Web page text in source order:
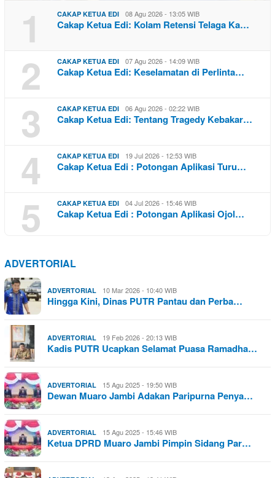
1 CAKAP KETUA EDI 08 Agu 2026 - 13:05 WIB
Cakap Ketua Edi: Kolam Retensi Telaga Ka…
2 CAKAP KETUA EDI 07 Agu 2026 - 14:09 WIB
Cakap Ketua Edi: Keselamatan di Perlinta…
3 CAKAP KETUA EDI 06 Agu 2026 - 02:22 WIB
Cakap Ketua Edi: Tentang Tragedy Kebakar…
4 CAKAP KETUA EDI 19 Jul 2026 - 12:53 WIB
Cakap Ketua Edi : Potongan Aplikasi Turu…
5 CAKAP KETUA EDI 04 Jul 2026 - 15:46 WIB
Cakap Ketua Edi : Potongan Aplikasi Ojol…
ADVERTORIAL
ADVERTORIAL 10 Mar 2026 - 10:40 WIB
Hingga Kini, Dinas PUTR Pantau dan Perba…
ADVERTORIAL 19 Feb 2026 - 20:13 WIB
Kadis PUTR Ucapkan Selamat Puasa Ramadha…
ADVERTORIAL 15 Agu 2025 - 19:50 WIB
Dewan Muaro Jambi Adakan Paripurna Penya…
ADVERTORIAL 15 Agu 2025 - 15:46 WIB
Ketua DPRD Muaro Jambi Pimpin Sidang Par…